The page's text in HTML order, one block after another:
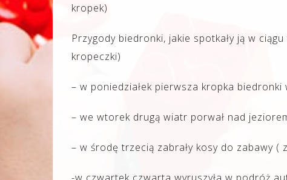
kropek)
Przygody biedronki, jakie spotkały ją w
kropeczki)
– w poniedziałek pierwsza kropka
– we wtorek drugą wiatr porwał nad
– w środę trzecią zabrały kosy do zabawy (